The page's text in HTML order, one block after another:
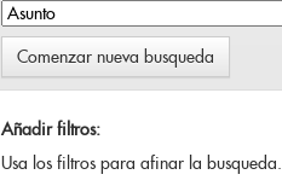
Comenzar nueva busqueda
Añadir filtros:
Usa los filtros para afinar la busqueda.